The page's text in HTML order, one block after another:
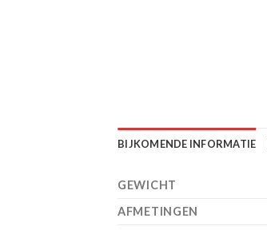
BIJKOMENDE INFORMATIE
GEWICHT
AFMETINGEN